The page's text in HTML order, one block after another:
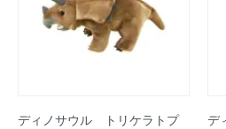
ディノサウル トリケラトプ
デ